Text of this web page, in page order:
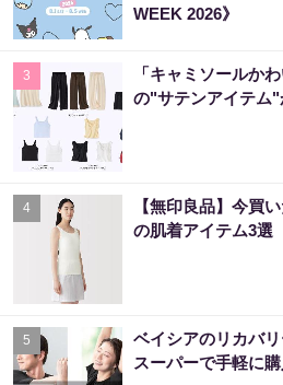
WEEK 2026》
3
「キャミソールか
の"サテンアイテム"
4
【無印良品】今買
の肌着アイテム3選
5
ベイシアのリカバ
スーパーで手軽に